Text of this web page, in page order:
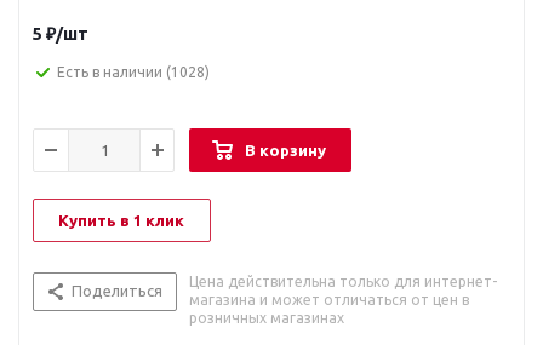
5 ₽/шт
Есть в наличии (1028)
В корзину
Купить в 1 клик
Поделиться
Цена действительна только для интернет-
магазина и может отличаться от цен в
розничных магазинах